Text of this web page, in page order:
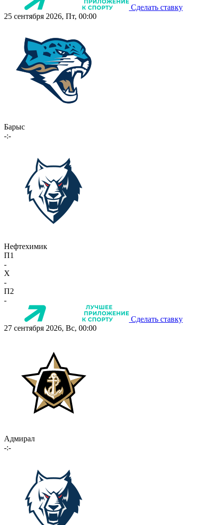
Сделать ставку
25 сентября 2026, Пт, 00:00
Барыс
-:-
Нефтехимик
П1
-
X
-
П2
-
Сделать ставку
27 сентября 2026, Вс, 00:00
Адмирал
-:-